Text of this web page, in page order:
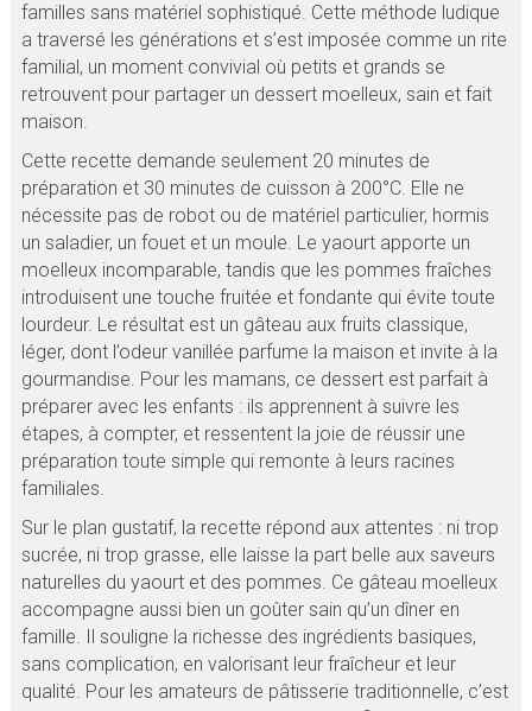
familles sans matériel sophistiqué. Cette méthode ludique
a traversé les générations et s’est imposée comme un rite
familial, un moment convivial où petits et grands se
retrouvent pour partager un dessert moelleux, sain et fait
maison.
Cette recette demande seulement 20 minutes de
préparation et 30 minutes de cuisson à 200°C. Elle ne
nécessite pas de robot ou de matériel particulier, hormis
un saladier, un fouet et un moule. Le yaourt apporte un
moelleux incomparable, tandis que les pommes fraîches
introduisent une touche fruitée et fondante qui évite toute
lourdeur. Le résultat est un gâteau aux fruits classique,
léger, dont l’odeur vanillée parfume la maison et invite à la
gourmandise. Pour les mamans, ce dessert est parfait à
préparer avec les enfants : ils apprennent à suivre les
étapes, à compter, et ressentent la joie de réussir une
préparation toute simple qui remonte à leurs racines
familiales.
Sur le plan gustatif, la recette répond aux attentes : ni trop
sucrée, ni trop grasse, elle laisse la part belle aux saveurs
naturelles du yaourt et des pommes. Ce gâteau moelleux
accompagne aussi bien un goûter sain qu’un dîner en
famille. Il souligne la richesse des ingrédients basiques,
sans complication, en valorisant leur fraîcheur et leur
qualité. Pour les amateurs de pâtisserie traditionnelle, c’est